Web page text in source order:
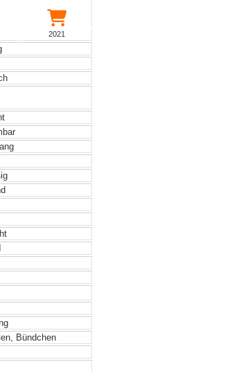
2021
Bündchen